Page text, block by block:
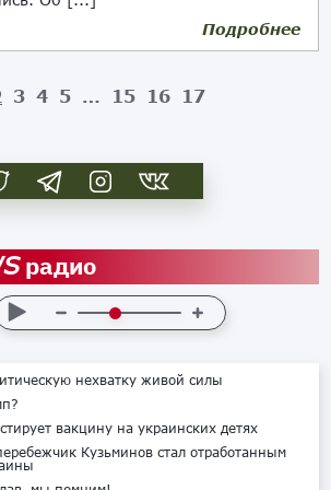
Подробнее
3 4 5 … 15 16 17
радио
нехватку живой силы
вакцину на украинских детях
Кузьминов стал отработанным